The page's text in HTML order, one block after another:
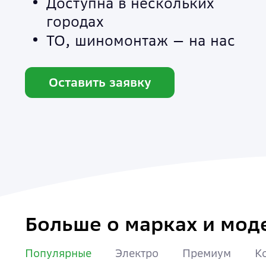
Документы
городах
ТО, шиномонтаж — на нас
Оставить заявку
Больше о марках и
Популярные Электро Премиум